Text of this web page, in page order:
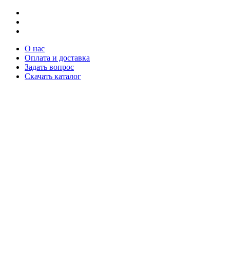
О нас
Оплата и доставка
Задать вопрос
Скачать каталог